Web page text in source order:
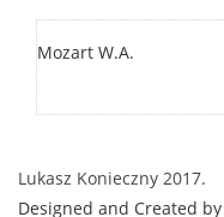
Mozart W.A.
Lukasz Konieczny 2017.
Designed and Created